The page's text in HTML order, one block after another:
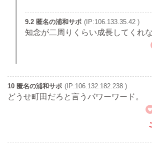
9.2 匿名の浦和サポ (IP:106.133.35.42 )
知念が二周りくらい成長してくれ
10 匿名の浦和サポ (IP:106.132.182.238 )
どうせ町田だろと言うバワーワード。